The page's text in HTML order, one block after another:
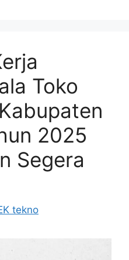
Toko
2025
Segera
tekno